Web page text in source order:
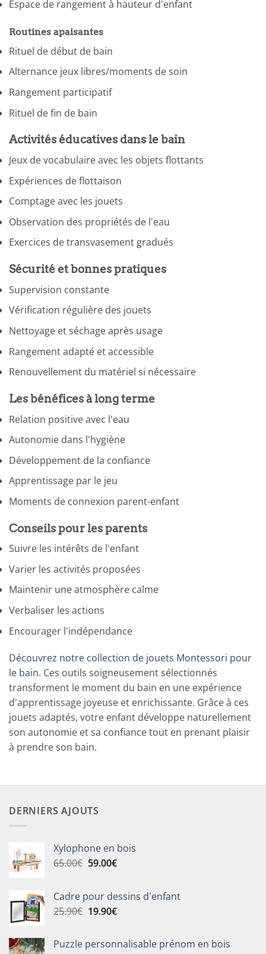
Espace de rangement à hauteur d'enfant
Routines apaisantes
Rituel de début de bain
Alternance jeux libres/moments de soin
Rangement participatif
Rituel de fin de bain
Activités éducatives dans le bain
Jeux de vocabulaire avec les objets flottants
Expériences de flottaison
Comptage avec les jouets
Observation des propriétés de l'eau
Exercices de transvasement gradués
Sécurité et bonnes pratiques
Supervision constante
Vérification régulière des jouets
Nettoyage et séchage après usage
Rangement adapté et accessible
Renouvellement du matériel si nécessaire
Les bénéfices à long terme
Relation positive avec l'eau
Autonomie dans l'hygiène
Développement de la confiance
Apprentissage par le jeu
Moments de connexion parent-enfant
Conseils pour les parents
Suivre les intérêts de l'enfant
Varier les activités proposées
Maintenir une atmosphère calme
Verbaliser les actions
Encourager l'indépendance
Découvrez notre collection de jouets Montessori pour
le bain. Ces outils soigneusement sélectionnés
transforment le moment du bain en une expérience
d'apprentissage joyeuse et enrichissante. Grâce à ces
jouets adaptés, votre enfant développe naturellement
son autonomie et sa confiance tout en prenant plaisir
à prendre son bain.
DERNIERS AJOUTS
Xylophone en bois
65.00€ Le
était :
65.00€.
59.00€Le
est :
59.00€.
Cadre pour dessins d'enfant
25.90€ Le
était :
19.90€Le
est :
Puzzle personnalisable prénom en bois